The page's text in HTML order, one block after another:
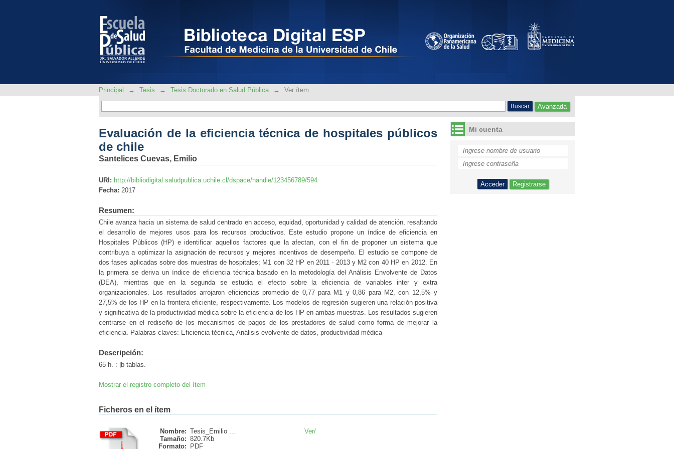
Principal → Tesis → Tesis Doctorado en Salud Pública → Ver ítem
Avanzada
Evaluación de la eficiencia técnica de hospitales públicos
de chile
Santelices Cuevas, Emilio
URI: http://bibliodigital.saludpublica.uchile.cl/dspace/handle/123456789/594
Fecha: 2017
Resumen:
Chile avanza hacia un sistema de salud centrado en acceso, equidad, oportunidad y calidad de atención, resaltando
el desarrollo de mejores usos para los recursos productivos. Este estudio propone un índice de eficiencia en
Hospitales Públicos (HP) e identificar aquellos factores que la afectan, con el fin de proponer un sistema que
contribuya a optimizar la asignación de recursos y mejores incentivos de desempeño. El estudio se compone de
dos fases aplicadas sobre dos muestras de hospitales; M1 con 32 HP en 2011 - 2013 y M2 con 40 HP en 2012. En
la primera se deriva un índice de eficiencia técnica basado en la metodología del Análisis Envolvente de Datos
(DEA), mientras que en la segunda se estudia el efecto sobre la eficiencia de variables inter y extra
organizacionales. Los resultados arrojaron eficiencias promedio de 0,77 para M1 y 0,86 para M2, con 12,5% y
27,5% de los HP en la frontera eficiente, respectivamente. Los modelos de regresión sugieren una relación positiva
y significativa de la productividad médica sobre la eficiencia de los HP en ambas muestras. Los resultados sugieren
centrarse en el rediseño de los mecanismos de pagos de los prestadores de salud como forma de mejorar la
eficiencia. Palabras claves: Eficiencia técnica, Análisis evolvente de datos, productividad médica
Descripción:
65 h. : |b tablas.
Mostrar el registro completo del ítem
Ficheros en el ítem
Nombre: Tesis_Emilio ...
Tamaño: 820.7Kb
Formato:
PDF
Ver/
Mi cuenta
Registrarse